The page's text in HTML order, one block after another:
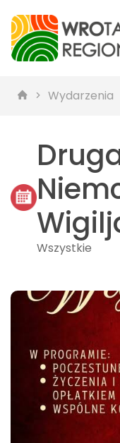
Wydarzenia
Wszystkie